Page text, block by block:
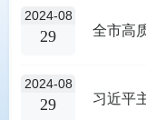
2024-08
29 全市高
2024-08
29